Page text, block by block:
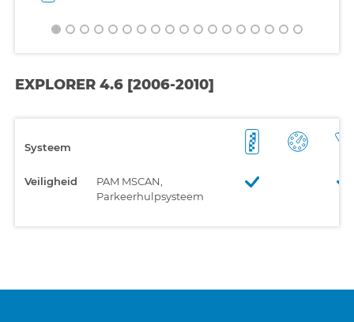
EXPLORER 4.6 [2006-2010]
Systeem
Veiligheid
PAM MSCAN,
Parkeerhulpsysteem